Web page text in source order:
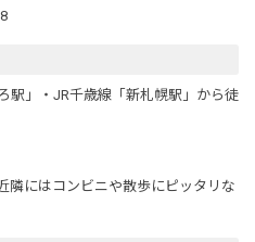
駅」・JR千歳線「新札幌駅」から徒
隣にはコンビニや散歩にピッタリな